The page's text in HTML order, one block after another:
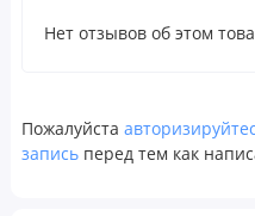
биологически активных
организме увеличивается
Нет отзывов об этом
Пожалуйста
запись перед тем как